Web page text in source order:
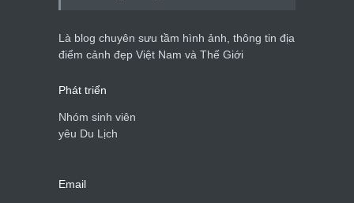
Là blog chuyên sưu tầm hình ảnh, thông tin địa
điểm cảnh đẹp Việt Nam và Thế Giới
Phát triển
Nhóm sinh viên
yêu Du Lịch
Email